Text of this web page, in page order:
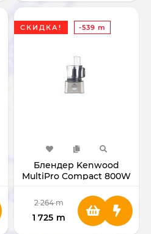
СКИДКА! -539 m
Блендер Kenwood
MultiPro Compact 800W
2 264 m
1 725 m